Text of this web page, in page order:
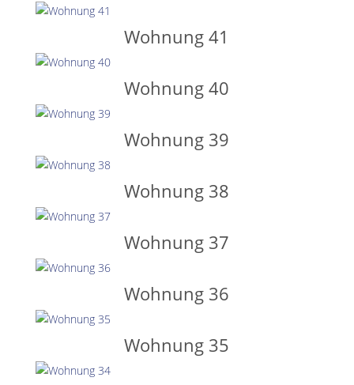
Wohnung 41
Wohnung 40
Wohnung 39
Wohnung 38
Wohnung 37
Wohnung 36
Wohnung 35